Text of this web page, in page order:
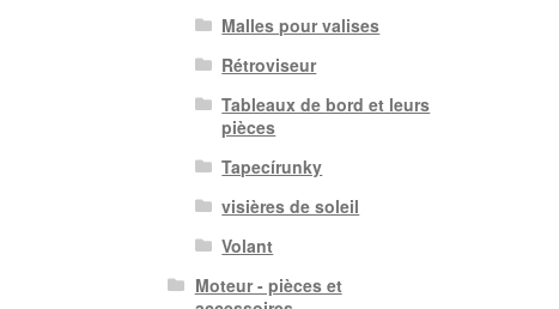
Malles pour valises
Rétroviseur
Tableaux de bord et leurs
pièces
Tapecírunky
visières de soleil
Volant
Moteur - pièces et